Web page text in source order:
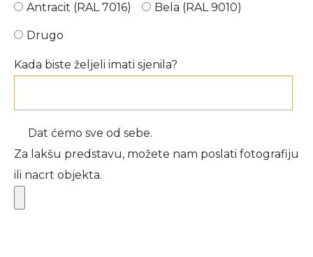
Antracit (RAL 7016)
Bela (RAL 9010)
Drugo
Kada biste željeli imati sjenila?
Dat ćemo sve od sebe.
Za lakšu predstavu, možete nam poslati fotografiju
ili nacrt objekta.